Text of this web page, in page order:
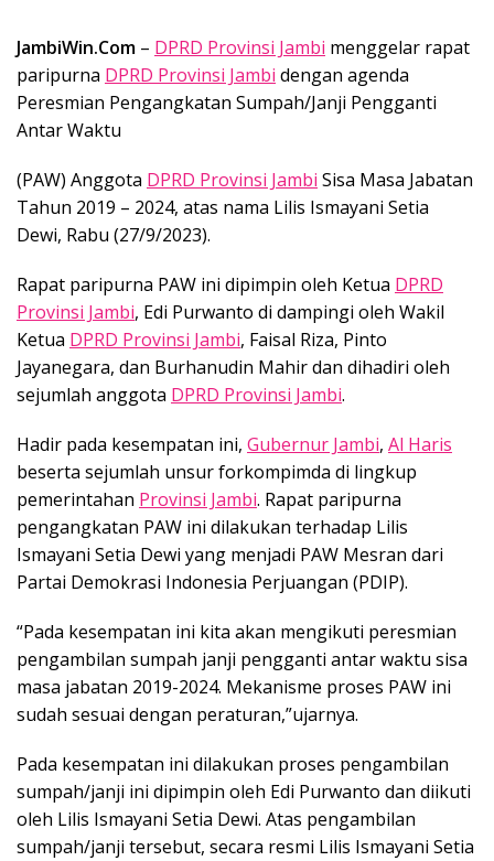
JambiWin.Com – DPRD Provinsi Jambi menggelar rapat
paripurna DPRD Provinsi Jambi dengan agenda
Peresmian Pengangkatan Sumpah/Janji Pengganti
Antar Waktu
(PAW) Anggota DPRD Provinsi Jambi Sisa Masa Jabatan
Tahun 2019 – 2024, atas nama Lilis Ismayani Setia
Dewi, Rabu (27/9/2023).
Rapat paripurna PAW ini dipimpin oleh Ketua DPRD
Provinsi Jambi, Edi Purwanto di dampingi oleh Wakil
Ketua DPRD Provinsi Jambi, Faisal Riza, Pinto
Jayanegara, dan Burhanudin Mahir dan dihadiri oleh
sejumlah anggota DPRD Provinsi Jambi.
Hadir pada kesempatan ini, Gubernur Jambi, Al Haris
beserta sejumlah unsur forkompimda di lingkup
pemerintahan Provinsi Jambi. Rapat paripurna
pengangkatan PAW ini dilakukan terhadap Lilis
Ismayani Setia Dewi yang menjadi PAW Mesran dari
Partai Demokrasi Indonesia Perjuangan (PDIP).
“Pada kesempatan ini kita akan mengikuti peresmian
pengambilan sumpah janji pengganti antar waktu sisa
masa jabatan 2019-2024. Mekanisme proses PAW ini
sudah sesuai dengan peraturan,”ujarnya.
Pada kesempatan ini dilakukan proses pengambilan
sumpah/janji ini dipimpin oleh Edi Purwanto dan diikuti
oleh Lilis Ismayani Setia Dewi. Atas pengambilan
sumpah/janji tersebut, secara resmi Lilis Ismayani Setia